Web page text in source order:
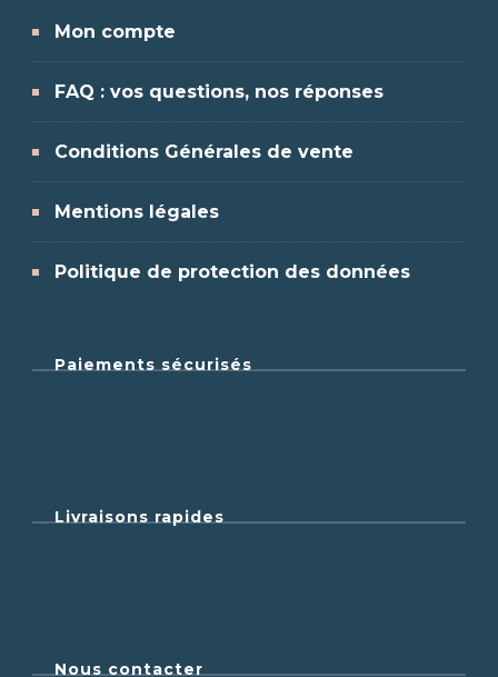
Mon compte
FAQ : vos questions, nos réponses
Conditions Générales de vente
Mentions légales
Politique de protection des données
Paiements sécurisés
Livraisons rapides
Nous contacter